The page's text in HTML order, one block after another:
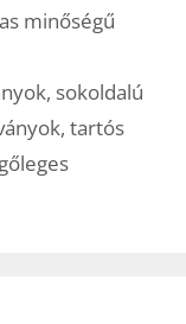
minőségű
, sokoldalú
, tartós